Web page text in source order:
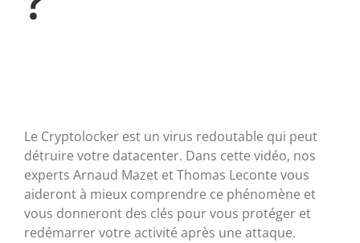
Le Cryptolocker est un virus redoutable qui peut
détruire votre datacenter. Dans cette vidéo, nos
experts Arnaud Mazet et Thomas Leconte vous
aideront à mieux comprendre ce phénomène et
vous donneront des clés pour vous protéger et
redémarrer votre activité après une attaque.